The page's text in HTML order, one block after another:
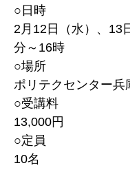
○日時
2月12日（水）、13
分～16時
○場所
ポリテクセンター
○受講料
13,000円
○定員
10名